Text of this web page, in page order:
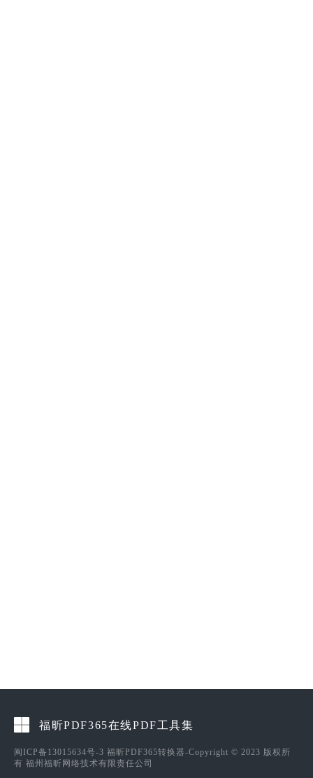
福昕PDF365在线PDF工具集
闽ICP备13015634号-3 福昕PDF365转换器-Copyright © 2023 版权所
有 福州福昕网络技术有限责任公司